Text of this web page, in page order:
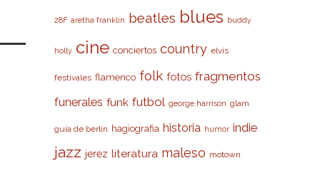
28F aretha franklin beatles blues buddy
holly cine conciertos country elvis
festivales flamenco folk fotos fragmentos
funerales funk futbol george harrison glam
guía de berlín hagiografia historia humor indie
jazz jerez literatura maleso motown